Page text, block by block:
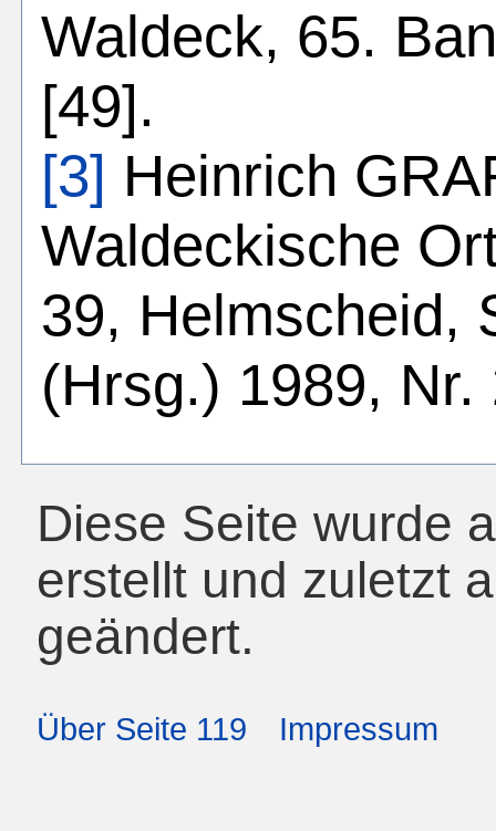
Waldeck, 65.
[49].
[3] Heinrich
Waldeckische
39, Helmscheid,
(Hrsg.) 1989,
Diese Seite wurde
erstellt und zuletzt
geändert.
Über Seite 119 Impressum